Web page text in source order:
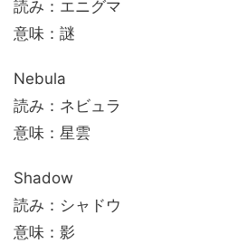
読み：エニグマ
意味：謎
Nebula
読み：ネビュラ
意味：星雲
Shadow
読み：シャドウ
意味：影